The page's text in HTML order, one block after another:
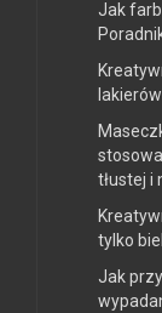
Jak
tłustej i
tylko
Jak